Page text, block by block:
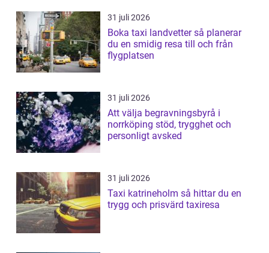
31 juli 2026
Boka taxi landvetter så planerar
du en smidig resa till och från
flygplatsen
31 juli 2026
Att välja begravningsbyrå i
norrköping stöd, trygghet och
personligt avsked
31 juli 2026
Taxi katrineholm så hittar du en
trygg och prisvärd taxiresa